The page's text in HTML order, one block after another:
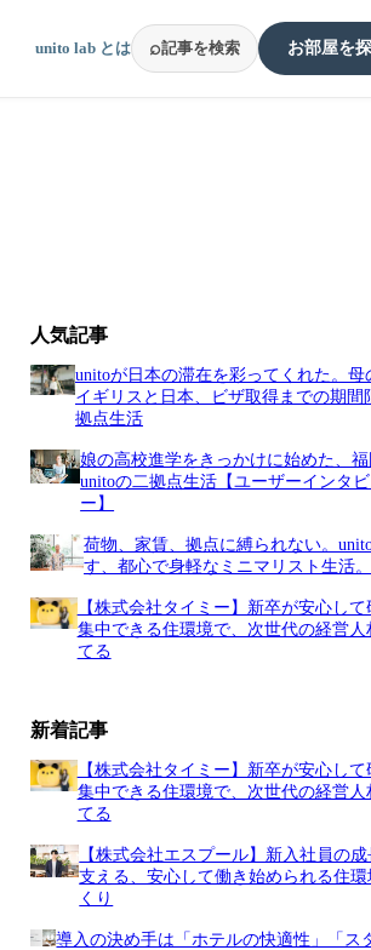
unito lab とは ⌕記事を検索 お部屋を
人気記事
unitoが日本の滞在を彩ってくれた。母
イギリスと日本、ビザ取得までの期間
拠点生活
娘の高校進学をきっかけに始めた、福
unitoの二拠点生活【ユーザーインタビ
ー】
荷物、家賃、拠点に縛られない。
す、都心で身軽なミニマリスト生活。
【株式会社タイミー】新卒が安心して
集中できる住環境で、次世代の経営人
てる
新着記事
【株式会社タイミー】新卒が安心して
集中できる住環境で、次世代の経営人
てる
【株式会社エスプール】新入社員の成
支える、安心して働き始められる住環
くり
導入の決め手は「ホテルの快適性」「ス